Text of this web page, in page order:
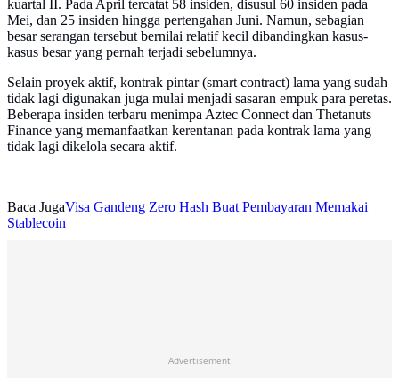
kuartal II. Pada April tercatat 58 insiden, disusul 60 insiden pada
Mei, dan 25 insiden hingga pertengahan Juni. Namun, sebagian
besar serangan tersebut bernilai relatif kecil dibandingkan kasus-
kasus besar yang pernah terjadi sebelumnya.
Selain proyek aktif, kontrak pintar (smart contract) lama yang sudah
tidak lagi digunakan juga mulai menjadi sasaran empuk para peretas.
Beberapa insiden terbaru menimpa Aztec Connect dan Thetanuts
Finance yang memanfaatkan kerentanan pada kontrak lama yang
tidak lagi dikelola secara aktif.
Baca JugaVisa Gandeng Zero Hash Buat Pembayaran Memakai
Stablecoin
Advertisement